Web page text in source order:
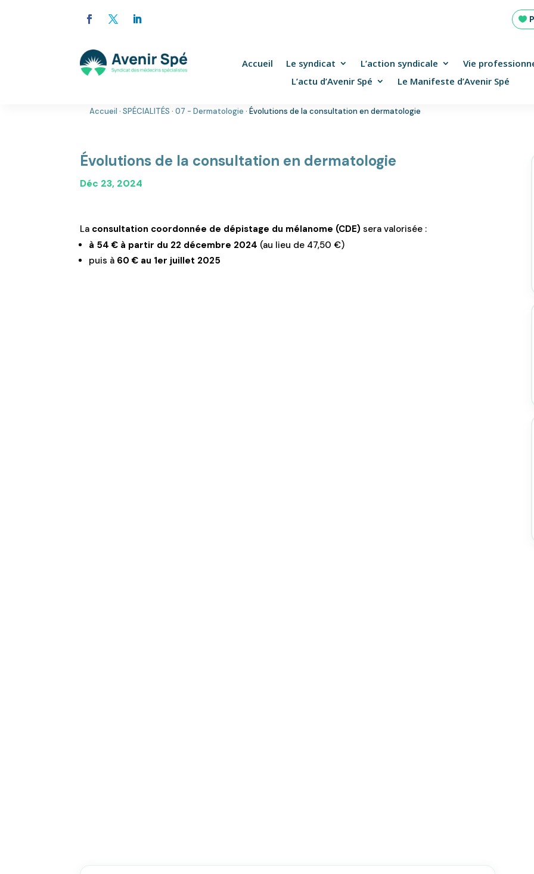
Accueil Le syndicat L’action syndicale
Vie
L’actu d’Avenir Spé
Le Manifeste d’Avenir Spé
Accueil ·SPÉCIALITÉS ·07 - Dermatologie ·Évolutions de la consultation en dermatologie
Évolutions de la consultation en dermatologie
Déc 23, 2024
La consultation coordonnée de dépistage du mélanome (CDE) sera valorisée :
à 54 € à partir du 22 décembre 2024 (au lieu de 47,50 €)
puis à 60 € au 1er juillet 2025